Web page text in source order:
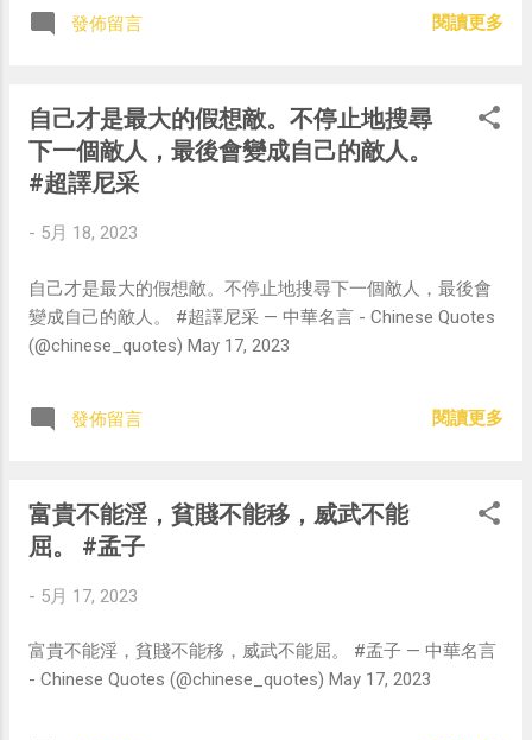
發佈留言 閱讀更多
自己才是最大的假想敵。不停止地搜尋
下一個敵人，最後會變成自己的敵人。
#超譯尼采
- 5月 18, 2023
自己才是最大的假想敵。不停止地搜尋下一個敵人，最後會
變成自己的敵人。 #超譯尼采 — 中華名言 - Chinese Quotes
(@chinese_quotes) May 17, 2023
發佈留言 閱讀更多
富貴不能淫，貧賤不能移，威武不能
屈。 #孟子
- 5月 17, 2023
富貴不能淫，貧賤不能移，威武不能屈。 #孟子 — 中華名言
- Chinese Quotes (@chinese_quotes) May 17, 2023